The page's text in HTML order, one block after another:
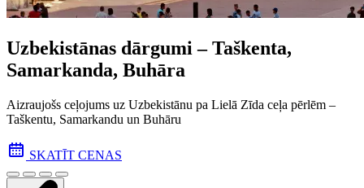
Uzbekistānas dārgumi – Taškenta,
Samarkanda, Buhāra
Aizraujošs ceļojums uz Uzbekistānu pa Lielā Zīda ceļa pēr­lēm –
Taškentu, Samarkandu un Buhāru
SKATĪT CENAS